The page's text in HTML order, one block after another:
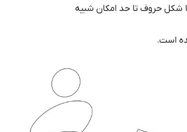
شکل حروف تا حد امکان شبیه
است.